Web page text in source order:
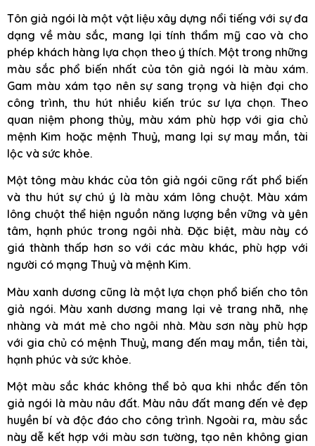
Tôn giả ngói là một vật liệu xây dựng nổi tiếng với sự đa
dạng về màu sắc, mang lại tính thẩm mỹ cao và cho
phép khách hàng lựa chọn theo ý thích. Một trong những
màu sắc phổ biến nhất của tôn giả ngói là màu xám.
Gam màu xám tạo nên sự sang trọng và hiện đại cho
công trình, thu hút nhiều kiến trúc sư lựa chọn. Theo
quan niệm phong thủy, màu xám phù hợp với gia chủ
mệnh Kim hoặc mệnh Thuỷ, mang lại sự may mắn, tài
lộc và sức khỏe.
Một tông màu khác của tôn giả ngói cũng rất phổ biến
và thu hút sự chú ý là màu xám lông chuột. Màu xám
lông chuột thể hiện nguồn năng lượng bền vững và yên
tâm, hạnh phúc trong ngôi nhà. Đặc biệt, màu này có
giá thành thấp hơn so với các màu khác, phù hợp với
người có mạng Thuỷ và mệnh Kim.
Màu xanh dương cũng là một lựa chọn phổ biến cho tôn
giả ngói. Màu xanh dương mang lại vẻ trang nhã, nhẹ
nhàng và mát mẻ cho ngôi nhà. Màu sơn này phù hợp
với gia chủ có mệnh Thuỷ, mang đến may mắn, tiền tài,
hạnh phúc và sức khỏe.
Một màu sắc khác không thể bỏ qua khi nhắc đến tôn
giả ngói là màu nâu đất. Màu nâu đất mang đến vẻ đẹp
huyền bí và độc đáo cho công trình. Ngoài ra, màu sắc
này dễ kết hợp với màu sơn tường, tạo nên không gian